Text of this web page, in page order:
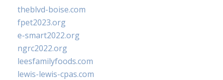
theblvd-boise.com
fpet2023.org
e-smart2022.org
ngrc2022.org
leesfamilyfoods.com
lewis-lewis-cpas.com